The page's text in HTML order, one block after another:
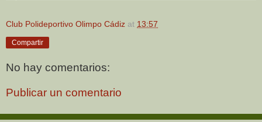
Club Polideportivo Olimpo Cádiz at 13:57
Compartir
No hay comentarios:
Publicar un comentario